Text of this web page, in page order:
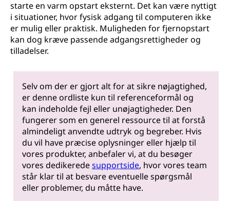
starte en varm opstart eksternt. Det kan være nyttigt
i situationer, hvor fysisk adgang til computeren ikke
er mulig eller praktisk. Muligheden for fjernopstart
kan dog kræve passende adgangsrettigheder og
tilladelser.
Selv om der er gjort alt for at sikre nøjagtighed,
er denne ordliste kun til referenceformål og
kan indeholde fejl eller unøjagtigheder. Den
fungerer som en generel ressource til at forstå
almindeligt anvendte udtryk og begreber. Hvis
du vil have præcise oplysninger eller hjælp til
vores produkter, anbefaler vi, at du besøger
vores dedikeredesupportside, hvor vores team
står klar til at besvare eventuelle spørgsmål
eller problemer, du måtte have.